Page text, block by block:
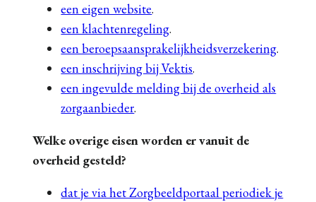
een eigen website.
een klachtenregeling.
een beroepsaansprakelijkheidsverzekering.
een inschrijving bij Vektis.
een ingevulde melding bij de overheid als
zorgaanbieder.
Welke overige eisen worden er vanuit de
overheid gesteld?
dat je via het Zorgbeeldportaal periodiek je